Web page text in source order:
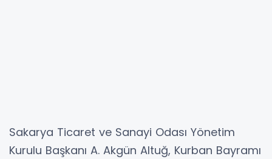
Sakarya Ticaret ve Sanayi Odası Yönetim
Kurulu Başkanı A. Akgün Altuğ, Kurban Bayramı